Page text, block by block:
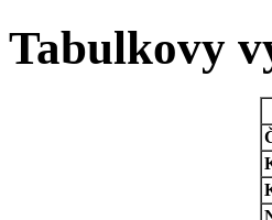
Tabulkovy